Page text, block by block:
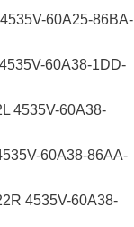
60A25-86BA-
60A38-1DD-
4535V-60A38-
60A38-86AA-
4535V-60A38-